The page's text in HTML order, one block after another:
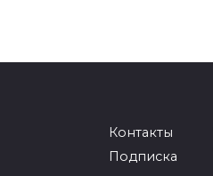
Контакты
Подписка